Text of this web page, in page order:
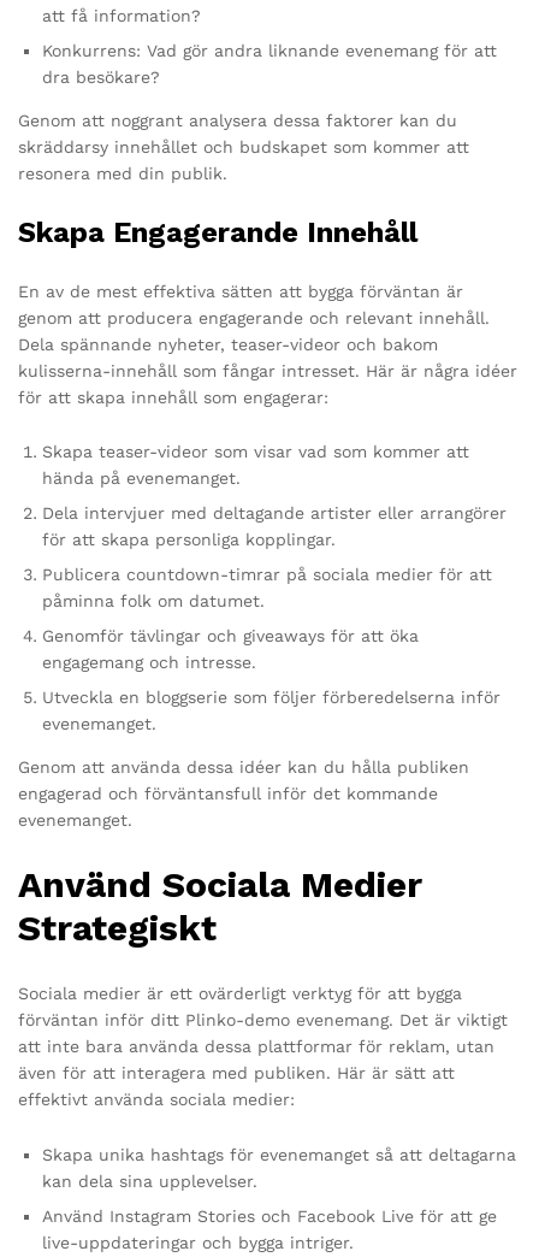
att få information?
Konkurrens: Vad gör andra liknande evenemang för att
dra besökare?
Genom att noggrant analysera dessa faktorer kan du
skräddarsy innehållet och budskapet som kommer att
resonera med din publik.
Skapa Engagerande Innehåll
En av de mest effektiva sätten att bygga förväntan är
genom att producera engagerande och relevant innehåll.
Dela spännande nyheter, teaser-videor och bakom
kulisserna-innehåll som fångar intresset. Här är några idéer
för att skapa innehåll som engagerar:
Skapa teaser-videor som visar vad som kommer att
hända på evenemanget.
Dela intervjuer med deltagande artister eller arrangörer
för att skapa personliga kopplingar.
Publicera countdown-timrar på sociala medier för att
påminna folk om datumet.
Genomför tävlingar och giveaways för att öka
engagemang och intresse.
Utveckla en bloggserie som följer förberedelserna inför
evenemanget.
Genom att använda dessa idéer kan du hålla publiken
engagerad och förväntansfull inför det kommande
evenemanget.
Använd Sociala Medier
Strategiskt
Sociala medier är ett ovärderligt verktyg för att bygga
förväntan inför ditt Plinko-demo evenemang. Det är viktigt
att inte bara använda dessa plattformar för reklam, utan
även för att interagera med publiken. Här är sätt att
effektivt använda sociala medier:
Skapa unika hashtags för evenemanget så att deltagarna
kan dela sina upplevelser.
Använd Instagram Stories och Facebook Live för att ge
live-uppdateringar och bygga intriger.